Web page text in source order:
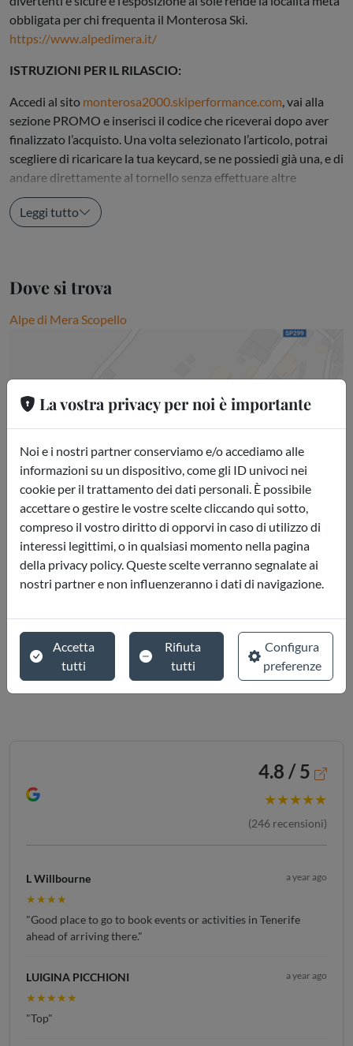
obbligata per chi frequenta il Monterosa Ski.
https://www.alpedimera.it/
ISTRUZIONI PER IL RILASCIO:
Accedi al sito monterosa2000.skiperformance.com , vai alla
sezione PROMO e inserisci il codice che riceverai dopo aver
finalizzato l’acquisto. Una volta selezionato l’articolo, potrai
scegliere di ricaricare la tua keycard, se ne possiedi già una, e di
andare direttamente al tornello senza effettuare altre
operazioni e senza attesa. In alternativa, scegliendo...
Leggi tutto
Dove si trova
Alpe di Mera Scopello
4.8 / 5
★★★★★
(246 recensioni)
L Willbourne a year ago
★★★★
"Good place to go to book events or activities in Tenerife
ahead of arriving there."
LUIGINA PICCHIONI a year ago
★★★★★
"Top"
La vostra privacy per noi è importante
Noi e i nostri partner conserviamo e/o accediamo alle
informazioni su un dispositivo, come gli ID univoci nei
cookie per il trattamento dei dati personali. È possibile
accettare o gestire le vostre scelte cliccando qui sotto,
compreso il vostro diritto di opporvi in caso di utilizzo di
interessi legittimi, o in qualsiasi momento nella pagina
della privacy policy. Queste scelte verranno segnalate ai
nostri partner e non influenzeranno i dati di navigazione.
Accetta
tutti
Rifiuta
tutti
Configura
preferenze